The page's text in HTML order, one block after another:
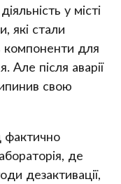
у місті
які стали
компоненти для
Але після аварії
свою
фактично
де
дезактивації,